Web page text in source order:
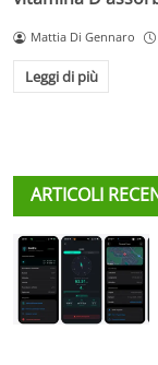
Mattia Di Gennaro
Leggi di più
ARTICOLI